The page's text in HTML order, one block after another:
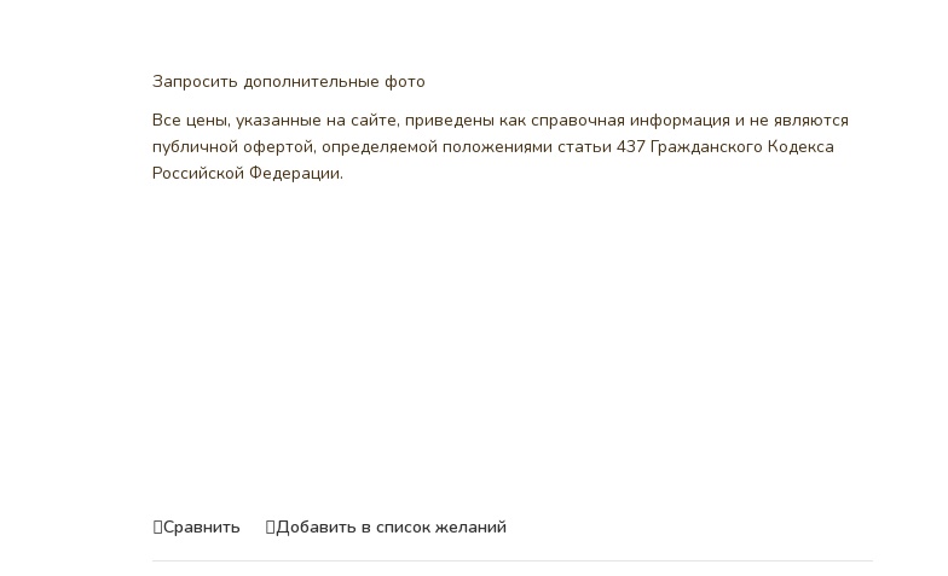
Запросить дополнительные фото
Все цены, указанные на сайте, приведены как справочная информация и не являются
публичной офертой, определяемой положениями статьи 437 Гражданского Кодекса
Российской Федерации.
Сравнить Добавить в список желаний